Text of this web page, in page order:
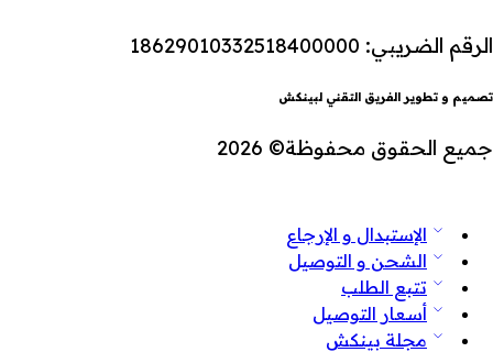
الرقم الضريبي: 18629010332518400000
تصميم و تطوير الفريق التقني لبينكش
جميع الحقوق محفوظة© 2026
الإستبدال و الإرجاع
الشحن و التوصيل
تتبع الطلب
أسعار التوصيل
مجلة بينكش